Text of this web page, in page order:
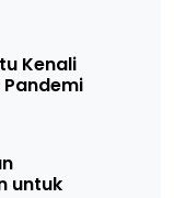
Kenali
Pandemi
untuk